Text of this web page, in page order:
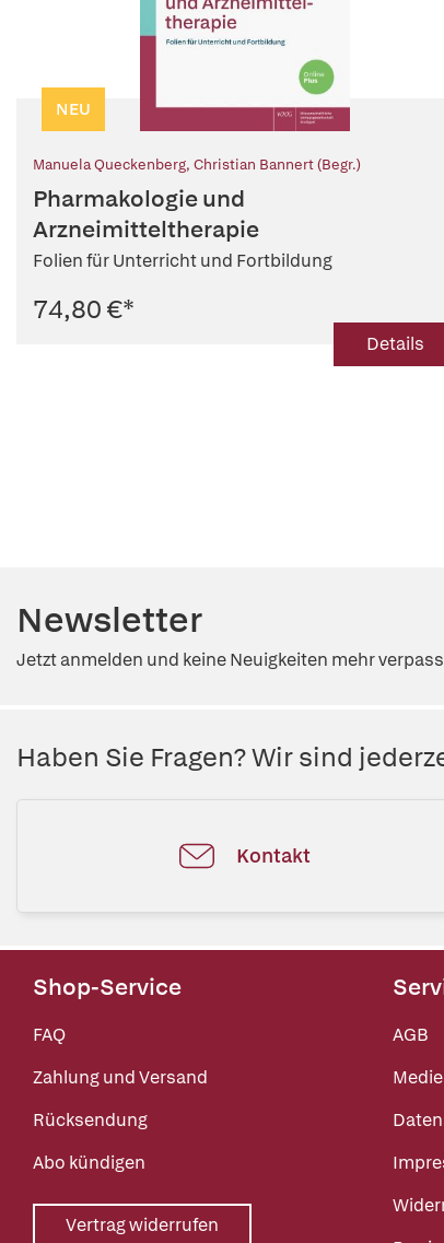
NEU
Manuela Queckenberg, Christian Bannert (Begr.)
Pharmakologie und
Arzneimitteltherapie
Folien für Unterricht und Fortbildung
74,80 €*
Details
Newsletter
Jetzt anmelden und keine Neuigkeiten mehr
Haben Sie Fragen? Wir sind
Kontakt
Shop-Service
FAQ
Zahlung und Versand
Rücksendung
Abo kündigen
Vertrag widerrufen
AGB